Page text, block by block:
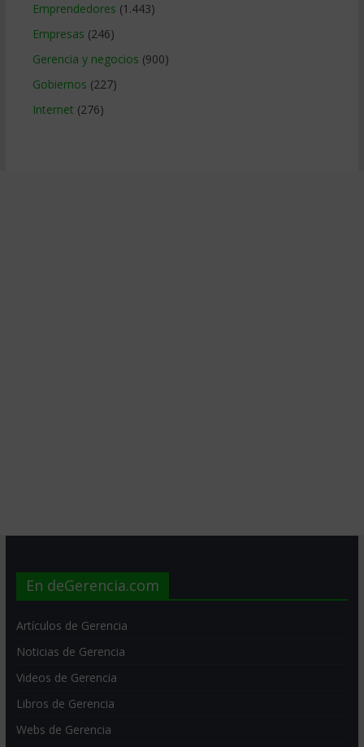
Emprendedores (1.443)
Empresas (246)
Gerencia y negocios (900)
Gobiernos (227)
Internet (276)
En deGerencia.com
Artículos de Gerencia
Noticias de Gerencia
Videos de Gerencia
Libros de Gerencia
Webs de Gerencia